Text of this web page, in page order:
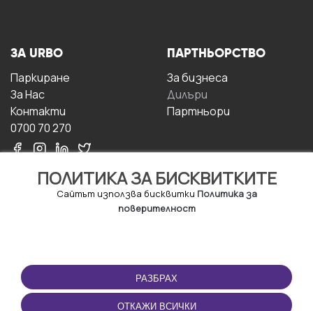
ПОЛИТИКА ЗА БИСКВИТКИТЕ
Сайтът използва бисквитки Политика за
поверителност
РАЗБРАХ
ОТКАЖИ ВСИЧКИ
ЗА URBO
Паркиране
За Hас
Контакти
0700 70 270
ПАРТНЬОРСТВО
За бизнесa
Дилъри
Партньори
ПОЛЗВАНЕ
Правила и условия за
ползване
ПРИЛОЖЕНИЕТО